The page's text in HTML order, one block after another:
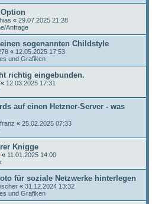
« 29.07.2025 21:28
Anfrage
sogenannten Childstyle
« 12.05.2025 17:53
und Grafiken
richtig eingebunden.
« 12.03.2025 17:31
auf einen Hetzner-Server - was
« 25.02.2025 07:33
Knigge
« 11.01.2025 14:00
für soziale Netzwerke hinterlegen
« 31.12.2024 13:32
und Grafiken